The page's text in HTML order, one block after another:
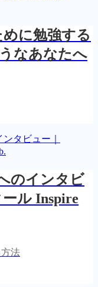
に勉強する
なあなたへ
のインタビ
ル Inspire
法